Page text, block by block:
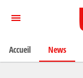
Accueil News